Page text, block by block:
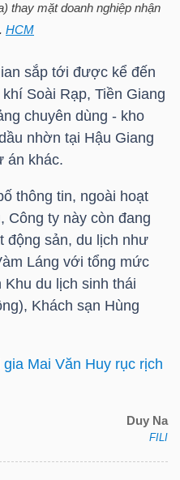
thay mặt doanh nghiệp nhận
HCM
sắp tới được kể đến
Soài Rạp, Tiền Giang
chuyên dùng - kho
nhờn tại Hậu Giang
án khác.
thông tin, ngoài hoạt
Công ty này còn đang
động sản, du lịch như
Láng với tổng mức
du lịch sinh thái
Khách sạn Hùng
Mai Văn Huy rục rịch
Duy Na
FILI